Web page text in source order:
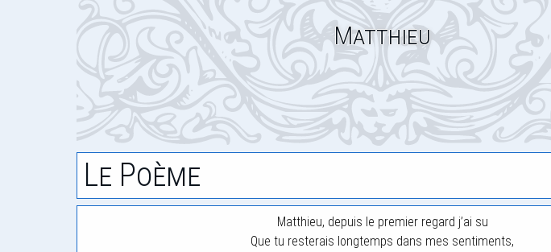
Matthieu
Le Poème
Matthieu, depuis le premier regard j’ai su
Que tu resterais longtemps dans mes sentiments,